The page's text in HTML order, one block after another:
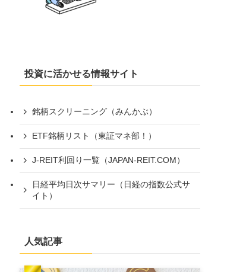
投資に活かせる情報サイト
銘柄スクリーニング（みんかぶ）
ETF銘柄リスト（東証マネ部！）
J-REIT利回り一覧（JAPAN-REIT.COM）
日経平均日次サマリー（日経の指数公式サ
イト）
人気記事